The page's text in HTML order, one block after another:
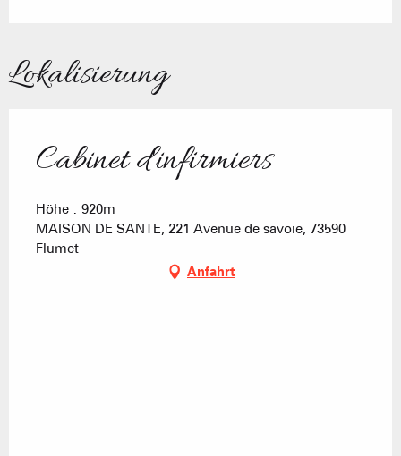
Lokalisierung
Cabinet d'infirmiers
Höhe : 920m
MAISON DE SANTE, 221 Avenue de savoie, 73590
Flumet
Anfahrt